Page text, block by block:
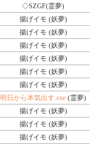
◇SZGF(霊夢)
揚げイモ (妖夢)
揚げイモ (妖夢)
揚げイモ (妖夢)
揚げイモ (妖夢)
揚げイモ (妖夢)
揚げイモ (妖夢)
明日から本気出す.exe (霊夢)
揚げイモ (妖夢)
揚げイモ (妖夢)
揚げイモ (妖夢)